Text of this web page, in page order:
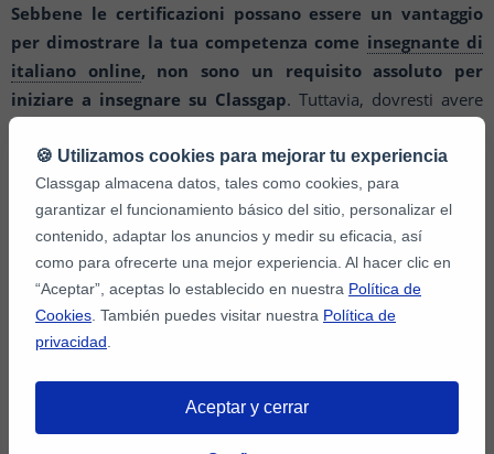
Sebbene le certificazioni possano essere un vantaggio
per dimostrare la tua competenza come insegnante di
italiano online, non sono un requisito assoluto per
iniziare a insegnare su Classgap. Tuttavia, dovresti avere
capacità di comunicare e spiegare concetti agli studenti. È
importante essere preparati e competenti nell'argomento che
insegni durante le tuelezioni di italiano online.
Ricorda che gli studenti potrebbero essere interessati a
conoscere la tua esperienza e background nel campo
dell'insegnamento o della lingua italiana
qualifiche personali, anche se non hai certificazioni ufficiali.
🍪 Utilizamos cookies para mejorar tu experiencia
Classgap almacena datos, tales como cookies, para
garantizar el funcionamiento básico del sitio, personalizar el
contenido, adaptar los anuncios y medir su eficacia, así
como para ofrecerte una mejor experiencia. Al hacer clic en
“Aceptar”, aceptas lo establecido en nuestra Política de
Cookies . También puedes visitar nuestra Política de
privacidad
Aceptar y cerrar